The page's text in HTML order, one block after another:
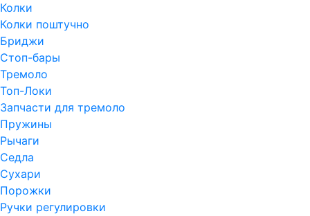
Колки
Колки поштучно
Бриджи
Стоп-бары
Тремоло
Топ-Локи
Запчасти для тремоло
Пружины
Рычаги
Седла
Сухари
Порожки
Ручки регулировки